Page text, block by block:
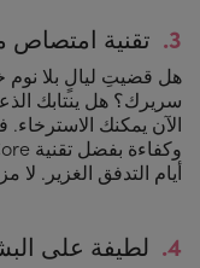
3. تقنية امتصاص
هل قضيتِ ليالٍ بلا
سريرك؟ هل ينتابك
أيام التدفق الغزير.
4. لطيفة على